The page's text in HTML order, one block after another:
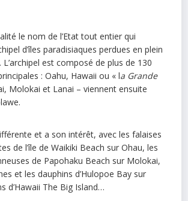
le nom de l’Etat tout entier qui
d’îles paradisiaques perdues en plein
est composé de plus de 130
: Oahu, Hawaii ou « la Grande
Molokai et Lanai – viennent ensuite
et a son intérêt, avec les falaises
de l’île de Waikiki Beach sur Ohau, les
de Papohaku Beach sur Molokai,
et les dauphins d’Hulopoe Bay sur
d’Hawaii The Big Island…